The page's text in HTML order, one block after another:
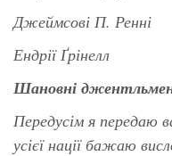
Джеймсові П. Ренні
Ендрії Ґрінелл
Шановні
Передусім я передаю
усієї нації бажаю